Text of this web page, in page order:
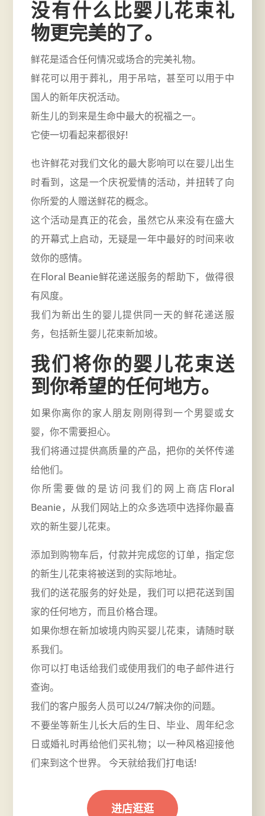
没有什么比婴儿花束礼
物更完美的了。
鲜花是适合任何情况或场合的完美礼物。
鲜花可以用于葬礼，用于吊唁，甚至可以用于中
国人的新年庆祝活动。
新生儿的到来是生命中最大的祝福之一。
它使一切看起来都很好!
也许鲜花对我们文化的最大影响可以在婴儿出生
时看到，这是一个庆祝爱情的活动，并扭转了向
你所爱的人赠送鲜花的概念。
这个活动是真正的花会，虽然它从来没有在盛大
的开幕式上启动，无疑是一年中最好的时间来收
敛你的感情。
在Floral Beanie鲜花递送服务的帮助下，做得很
有风度。
我们为新出生的婴儿提供同一天的鲜花递送服
务，包括新生婴儿花束新加坡。
我们将你的婴儿花束送
到你希望的任何地方。
如果你离你的家人朋友刚刚得到一个男婴或女
婴，你不需要担心。
我们将通过提供高质量的产品，把你的关怀传递
给他们。
你所需要做的是访问我们的网上商店 Floral
Beanie，从我们网站上的众多选项中选择你最喜
欢的新生婴儿花束。
添加到购物车后，付款并完成您的订单，指定您
的新生儿花束将被送到的实际地址。
我们的送花服务的好处是，我们可以把花送到国
家的任何地方，而且价格合理。
如果你想在新加坡境内购买婴儿花束，请随时联
系我们。
你可以打电话给我们或使用我们的电子邮件进行
查询。
我们的客户服务人员可以24/7解决你的问题。
不要坐等新生儿长大后的生日、毕业、 周年纪念
日或婚礼时再给他们买礼物；以一种风格迎接他
们来到这个世界。 今天就给我们打电话!
进店逛逛